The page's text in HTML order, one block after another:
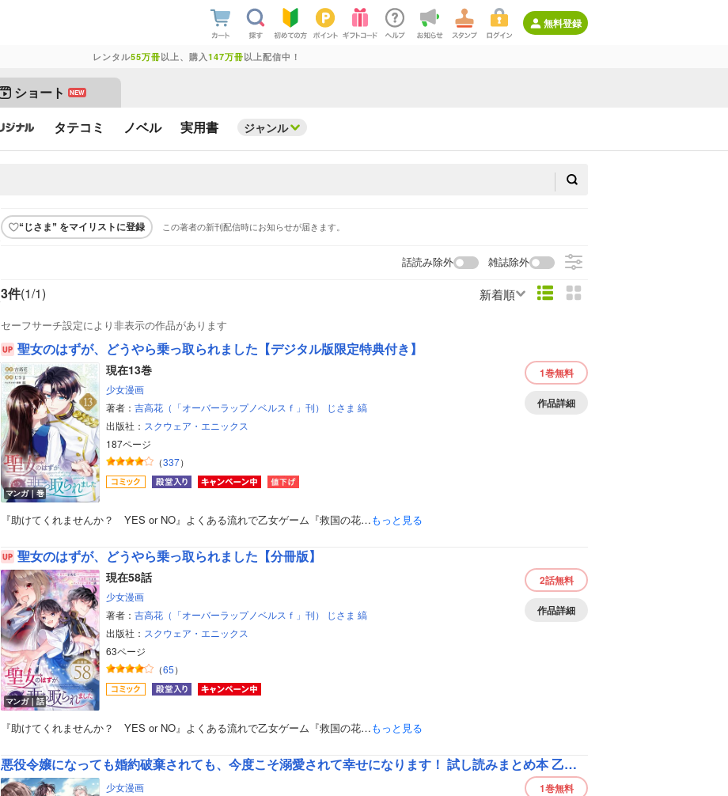
無料登録
レンタル55万冊以上、購入 147万冊以上配信中！
ショート NEW
タテコミ ノベル 実用書 ジャンル
“じさま” をマイリストに登録 この著者の新刊配信時にお知らせが届きます。
話読み除外 雑誌除外
3件(1/1) 新着順
セーフサーチ設定により非表示の作品があります
聖女のはずが、どうやら乗っ取られました【デジタル版限定特典付き】
マンガ｜巻
現在13巻
少女漫画
著者： 吉高花（「オーバーラップノベルスｆ」刊） じさま 縞
出版社： スクウェア・エニックス
187ページ
（337）
1巻無料
作品詳細
『助けてくれませんか？ YES or NO』よくある流れで乙女ゲーム『救国の花…もっと見る
聖女のはずが、どうやら乗っ取られました【分冊版】
マンガ｜話
現在58話
少女漫画
著者： 吉高花（「オーバーラップノベルスｆ」刊） じさま 縞
出版社： スクウェア・エニックス
63ページ
（65）
2話無料
作品詳細
『助けてくれませんか？ YES or NO』よくある流れで乙女ゲーム『救国の花…もっと見る
悪役令嬢になっても婚約破棄されても、今度こそ溺愛されて幸せになります！ 試し読みまとめ本 乙女ゲー・悪役令嬢編
少女漫画
1巻無料